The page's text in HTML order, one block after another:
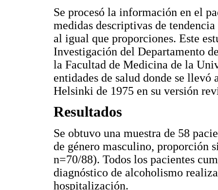
Se procesó la información en el
medidas descriptivas de
al igual que proporciones. Este
Investigación del Departamento
la Facultad de Medicina de la
entidades de salud donde se
Helsinki de 1975 en su versión
Resultados
Se obtuvo una muestra de 58
de género masculino, proporción
n=70/88). Todos los pacientes
diagnóstico de alcoholismo
hospitalización.